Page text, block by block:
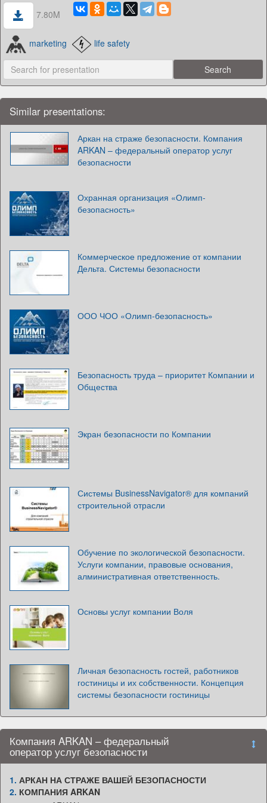
7.80M
marketing life safety
Similar presentations:
Аркан на страже безопасности. Компания
ARKAN – федеральный оператор услуг
безопасности
Охранная организация «Олимп-
безопасность»
Коммерческое предложение от компании
Дельта. Системы безопасности
ООО ЧОО «Олимп-безопасность»
Безопасность труда – приоритет Компании и
Общества
Экран безопасности по Компании
Системы BusinessNavigator® для компаний
строительной отрасли
Обучение по экологической безопасности.
Услуги компании, правовые основания,
алминистративная ответственность.
Основы услуг компании Воля
Личная безопасность гостей, работников
гостиницы и их собственности. Концепция
системы безопасности гостиницы
Компания ARKAN – федеральный
оператор услуг безопасности
1. АРКАН НА СТРАЖЕ ВАШЕЙ БЕЗОПАСНОСТИ
2. КОМПАНИЯ ARKAN